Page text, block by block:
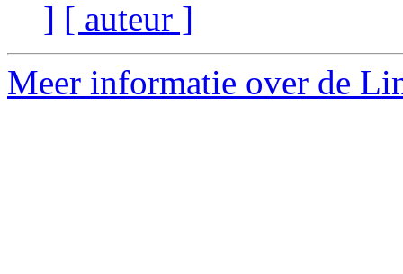
] [ auteur ]
Meer informatie over de